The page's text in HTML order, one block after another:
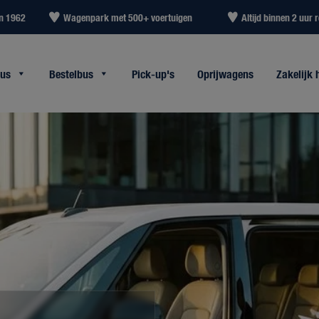
1962 Wagenpark met 500+ voertuigen Altijd binnen 2 uur
Bestelbus Pick-up's Oprijwagens Zakelijk